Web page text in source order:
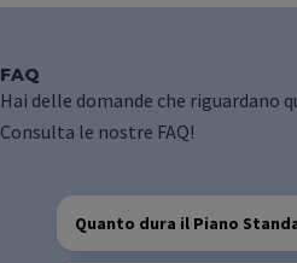
FAQ
Hai delle domande che riguardano
Consulta le nostre FAQ!
Quanto dura il Piano